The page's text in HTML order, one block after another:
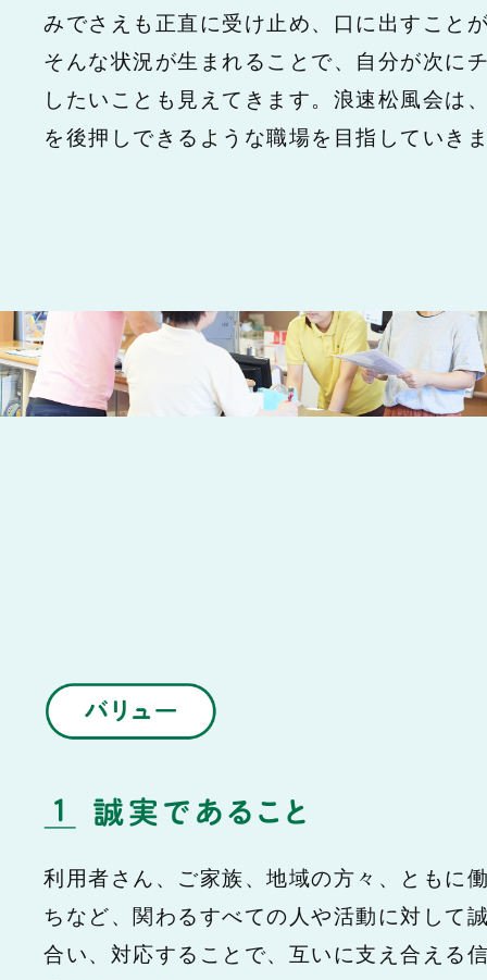
みでさえも正直に受け止め、口に出すこと
そんな状況が生まれることで、自分が次に
したいことも見えてきます。浪速松風会は
を後押しできるような職場を目指していき
利用者さん、ご家族、地域の方々、ともに
ちなど、関わるすべての人や活動に対して
合い、対応することで、互いに支え合える